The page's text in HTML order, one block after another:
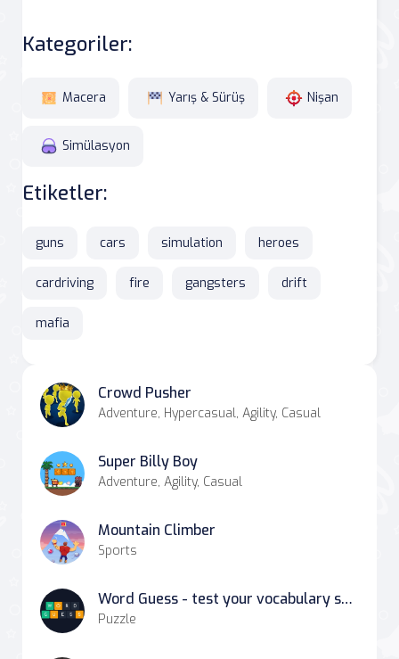
Kategoriler:
Macera Yarış & Sürüş Nişan
Simülasyon
Etiketler:
guns cars simulation heroes
cardriving fire gangsters drift
mafia
Crowd Pusher
Adventure, Hypercasual, Agility, Casual
Super Billy Boy
Adventure, Agility, Casual
Mountain Climber
Sports
Word Guess - test your vocabulary skills!
Puzzle